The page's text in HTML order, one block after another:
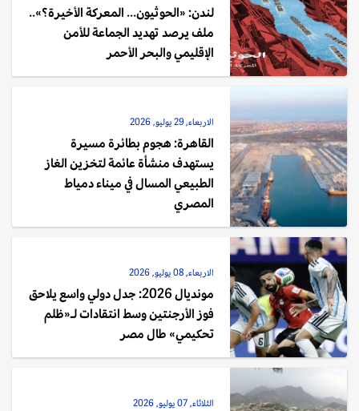
لندن: «الحوثيون... المعركة الأخيرة؟»..
ملف يرصد تهديد الجماعة للأمن
الإقليمي والبحر الأحمر
الاربعاء, 29 يوليو, 2026
القاهرة: هجوم بطائرة مسيرة
يستهدف منشأة عائمة لتخزين الغاز
الطبيعي المسال في ميناء دمياط
المصري
الاربعاء, 08 يوليو, 2026
مونديال 2026: جدل دولي واسع يلاحق
فوز الأرجنتين وسط انتقادات لـ«ظلم
تحكيمي» طال مصر
الثلاثاء, 07 يوليو, 2026